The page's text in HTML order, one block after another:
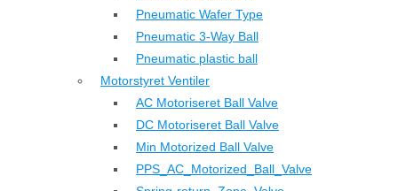
Pneumatic Wafer Type
Pneumatic 3-Way Ball
Pneumatic plastic ball
Motorstyret Ventiler
AC Motoriseret Ball Valve
DC Motoriseret Ball Valve
Min Motorized Ball Valve
PPS_AC_Motorized_Ball_Valve